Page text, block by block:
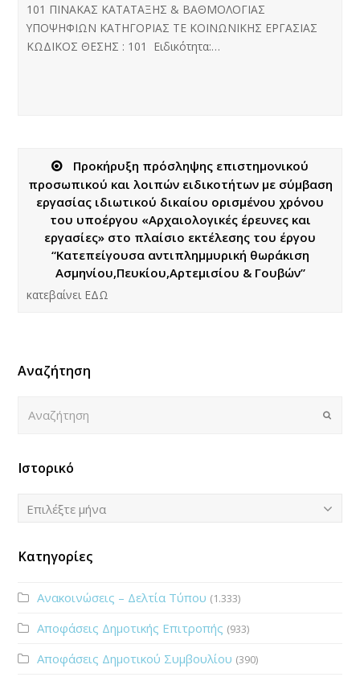
101 ΠΙΝΑΚΑΣ ΚΑΤΑΤΑΞΗΣ & ΒΑΘΜΟΛΟΓΙΑΣ
ΥΠΟΨΗΦΙΩΝ ΚΑΤΗΓΟΡΙΑΣ ΤΕ ΚΟΙΝΩΝΙΚΗΣ ΕΡΓΑΣΙΑΣ
ΚΩΔΙΚΟΣ ΘΕΣΗΣ : 101 Ειδικότητα:…
Προκήρυξη πρόσληψης επιστημονικού
προσωπικού και λοιπών ειδικοτήτων με σύμβαση
εργασίας ιδιωτικού δικαίου ορισμένου χρόνου
του υποέργου «Αρχαιολογικές έρευνες και
εργασίες» στο πλαίσιο εκτέλεσης του έργου
“Κατεπείγουσα αντιπλημμυρική θωράκιση
Ασμηνίου,Πευκίου,Αρτεμισίου & Γουβών”
κατεβαίνει ΕΔΩ
Αναζήτηση
Submit
Ιστορικό
Ιστορικό
Επιλέξτε μήνα
Κατηγορίες
Ανακοινώσεις – Δελτία Τύπου (1.333)
Αποφάσεις Δημοτικής Επιτροπής (933)
Αποφάσεις Δημοτικού Συμβουλίου (390)